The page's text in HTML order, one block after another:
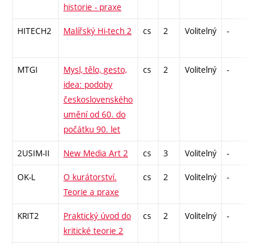
historie - praxe
HITECH2 Malířský Hi-tech 2 cs 2 Volitelný -
MTGI
Mysl, tělo, gesto,
idea: podoby
československého
umění od 60. do
počátku 90. let
cs 2 Volitelný -
2USIM-II New Media Art 2 cs 3 Volitelný -
OK-L
O kurátorství.
Teorie a praxe
cs 2 Volitelný -
KRIT2
Praktický úvod do
kritické teorie 2
cs 2 Volitelný -